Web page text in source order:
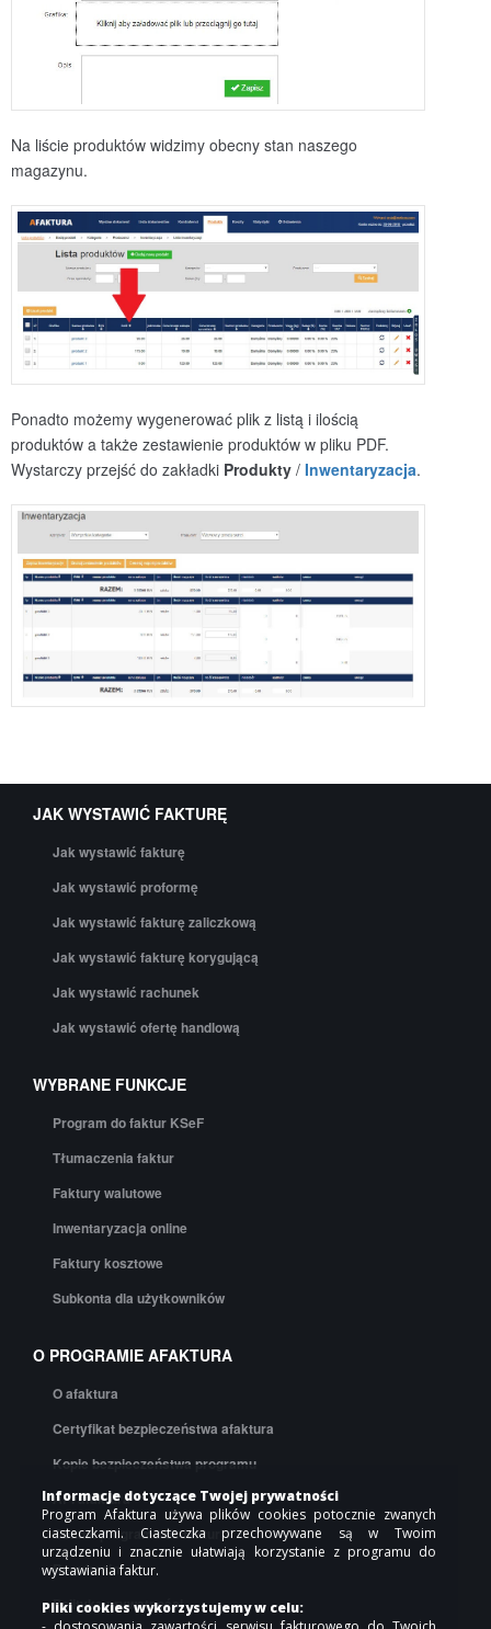
Na liście produktów widzimy obecny stan naszego
magazynu.
Ponadto możemy wygenerować plik z listą i ilością
produktów a także zestawienie produktów w pliku PDF.
Wystarczy przejść do zakładki Produkty / Inwentaryzacja.
JAK WYSTAWIĆ FAKTURĘ
Jak wystawić fakturę
Jak wystawić proformę
Jak wystawić fakturę zaliczkową
Jak wystawić fakturę korygującą
Jak wystawić rachunek
Jak wystawić ofertę handlową
WYBRANE FUNKCJE
Program do faktur KSeF
Tłumaczenia faktur
Faktury walutowe
Inwentaryzacja online
Faktury kosztowe
Subkonta dla użytkowników
O PROGRAMIE AFAKTURA
O afaktura
Certyfikat bezpieczeństwa afaktura
Kopie bezpieczeństwa programu
API afaktura
Cennik programu do faktur
Regulamin
Polityka prywatności
Informacje dotyczące Twojej prywatności
Program Afaktura używa plików cookies potocznie zwanych
ciasteczkami. Ciasteczka przechowywane są w Twoim
urządzeniu i znacznie ułatwiają korzystanie z programu do
wystawiania faktur.
Pliki cookies wykorzystujemy w celu: